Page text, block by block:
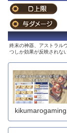
終末の神器、アストラル
つしか効果が反映されない